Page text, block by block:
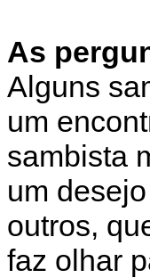
As
Alguns
um
sambista
um
outros,
faz olhar